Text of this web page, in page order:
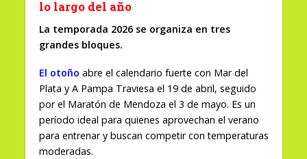
lo largo del año
La temporada 2026 se organiza en tres
grandes bloques.
El otoño abre el calendario fuerte con Mar del
Plata y A Pampa Traviesa el 19 de abril, seguido
por el Maratón de Mendoza el 3 de mayo. Es un
período ideal para quienes aprovechan el verano
para entrenar y buscan competir con temperaturas
moderadas.